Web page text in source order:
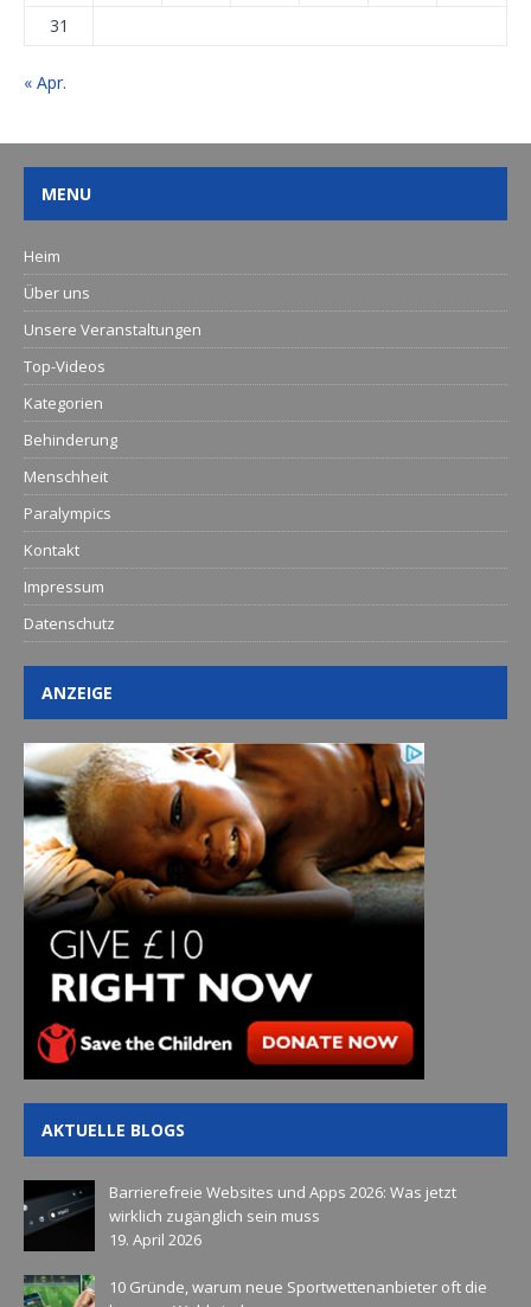
31
« Apr.
MENU
Heim
Über uns
Unsere Veranstaltungen
Top-Videos
Kategorien
Behinderung
Menschheit
Paralympics
Kontakt
Impressum
Datenschutz
ANZEIGE
AKTUELLE BLOGS
Barrierefreie Websites und Apps 2026: Was jetzt
wirklich zugänglich sein muss
19. April 2026
10 Gründe, warum neue Sportwettenanbieter oft die